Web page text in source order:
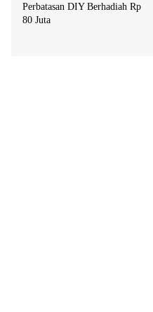
Perbatasan DIY Berhadiah Rp
80 Juta